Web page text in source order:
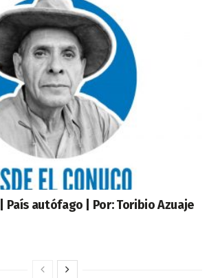
País autófago | Por: Toribio Azuaje